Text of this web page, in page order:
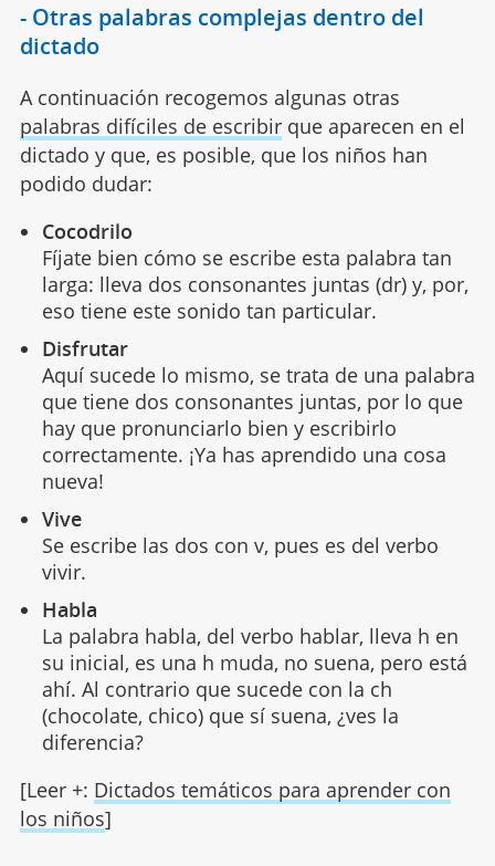
- Otras palabras complejas dentro del
dictado
A continuación recogemos algunas otras
palabras difíciles de escribirque aparecen en el
dictado y que, es posible, que los niños han
podido dudar:
Cocodrilo
Fíjate bien cómo se escribe esta palabra tan
larga: lleva dos consonantes juntas (dr) y, por,
eso tiene este sonido tan particular.
Disfrutar
Aquí sucede lo mismo, se trata de una palabra
que tiene dos consonantes juntas, por lo que
hay que pronunciarlo bien y escribirlo
correctamente. ¡Ya has aprendido una cosa
nueva!
Vive
Se escribe las dos con v, pues es del verbo
vivir.
Habla
La palabra habla, del verbo hablar, lleva h en
su inicial, es una h muda, no suena, pero está
ahí. Al contrario que sucede con la ch
(chocolate, chico) que sí suena, ¿ves la
diferencia?
[Leer +: Dictados temáticos para aprender con
los niños]